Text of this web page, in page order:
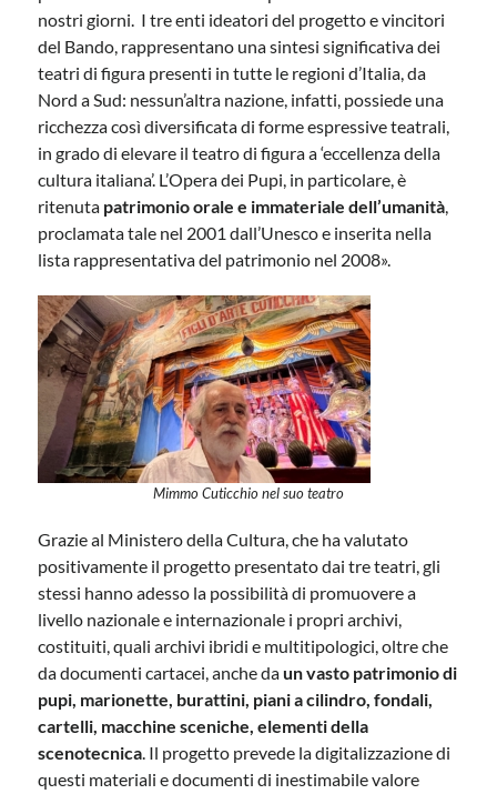
nostri giorni. I tre enti ideatori del progetto e vincitori
del Bando, rappresentano una sintesi significativa dei
teatri di figura presenti in tutte le regioni d’Italia, da
Nord a Sud: nessun’altra nazione, infatti, possiede una
ricchezza così diversificata di forme espressive teatrali,
in grado di elevare il teatro di figura a ‘eccellenza della
cultura italiana’. L’Opera dei Pupi, in particolare, è
ritenuta patrimonio orale e immateriale dell’umanità,
proclamata tale nel 2001 dall’Unesco e inserita nella
lista rappresentativa del patrimonio nel 2008».
Mimmo Cuticchio nel suo teatro
Grazie al Ministero della Cultura, che ha valutato
positivamente il progetto presentato dai tre teatri, gli
stessi hanno adesso la possibilità di promuovere a
livello nazionale e internazionale i propri archivi,
costituiti, quali archivi ibridi e multitipologici, oltre che
da documenti cartacei, anche daun vasto patrimonio di
pupi, marionette, burattini, piani a cilindro, fondali,
cartelli, macchine sceniche, elementi della
scenotecnica. Il progetto prevede la digitalizzazione di
questi materiali e documenti di inestimabile valore